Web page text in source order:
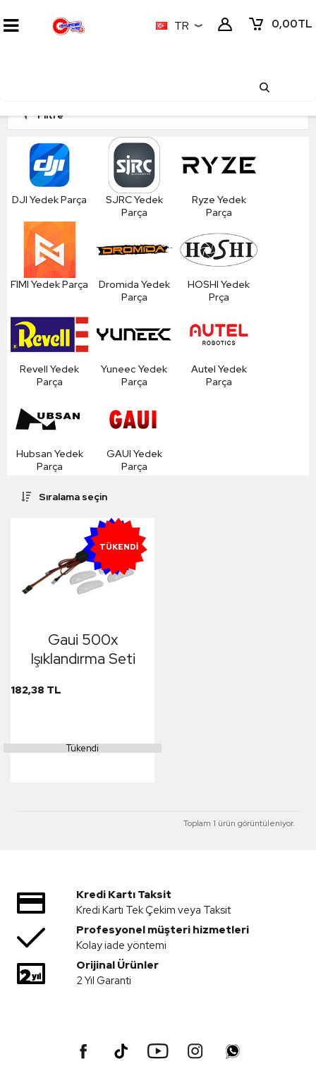
0,00TL
TR
Filtre
DJI Yedek Parça
SJRC Yedek
Parça
Ryze Yedek
Parça
FIMI Yedek Parça
Dromida Yedek
Parça
HOSHI Yedek
Prça
Revell Yedek
Parça
Yuneec Yedek
Parça
Autel Yedek
Parça
Hubsan Yedek
Parça
GAUI Yedek
Parça
Sıralama seçin
YENI
TÜKENDI
Gaui 500x
Işıklandırma Seti
182,38 TL
Tükendi
Toplam 1 ürün görüntüleniyor.
Kredi Kartı Taksit
Kredi Kartı Tek Çekim veya Taksit
Profesyonel müşteri hizmetleri
Kolay iade yöntemi
Orijinal Ürünler
2 Yıl Garanti